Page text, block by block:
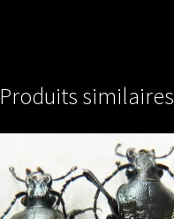
Produits similaires